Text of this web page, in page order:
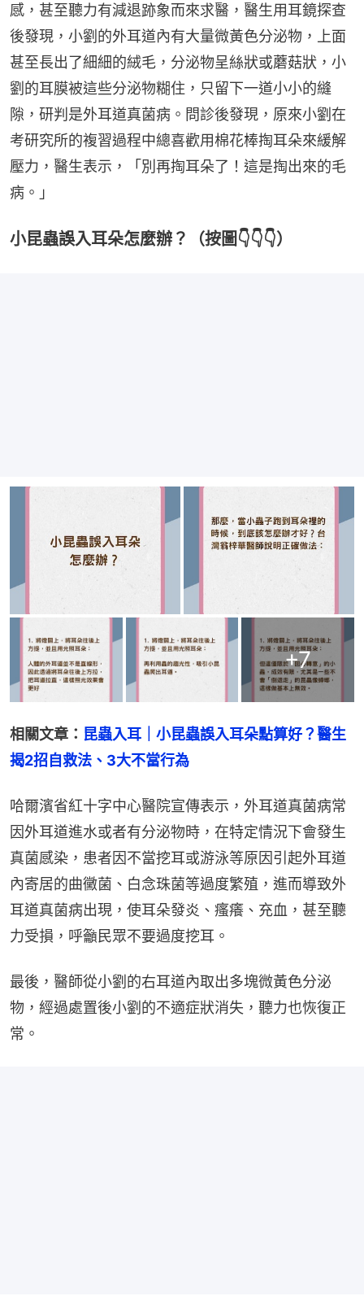
感，甚至聽力有減退跡象而來求醫，醫生用耳鏡探查
後發現，小劉的外耳道內有大量微黃色分泌物，上面
甚至長出了細細的絨毛，分泌物呈絲狀或蘑菇狀，小
劉的耳膜被這些分泌物糊住，只留下一道小小的縫
隙，研判是外耳道真菌病。問診後發現，原來小劉在
考研究所的複習過程中總喜歡用棉花棒掏耳朵來緩解
壓力，醫生表示，「別再掏耳朵了！這是掏出來的毛
病。」
小昆蟲誤入耳朵怎麼辦？（按圖👇👇👇）
+7
相關文章： 昆蟲入耳｜小昆蟲誤入耳朵點算好？醫生
揭2招自救法、3大不當行為
哈爾濱省紅十字中心醫院宣傳表示，外耳道真菌病常
因外耳道進水或者有分泌物時，在特定情況下會發生
真菌感染，患者因不當挖耳或游泳等原因引起外耳道
內寄居的曲黴菌、白念珠菌等過度繁殖，進而導致外
耳道真菌病出現，使耳朵發炎、瘙癢、充血，甚至聽
力受損，呼籲民眾不要過度挖耳。
最後，醫師從小劉的右耳道內取出多塊微黃色分泌
物，經過處置後小劉的不適症狀消失，聽力也恢復正
常。